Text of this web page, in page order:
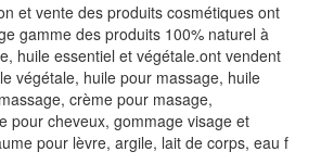
et vente des produits cosmétiques ont
gamme des produits 100% naturel à
huile essentiel et végétale.ont vendent
végétale, huile pour massage, huile
crème pour masage,
pour cheveux, gommage visage et
pour lèvre, argile, lait de corps, eau f